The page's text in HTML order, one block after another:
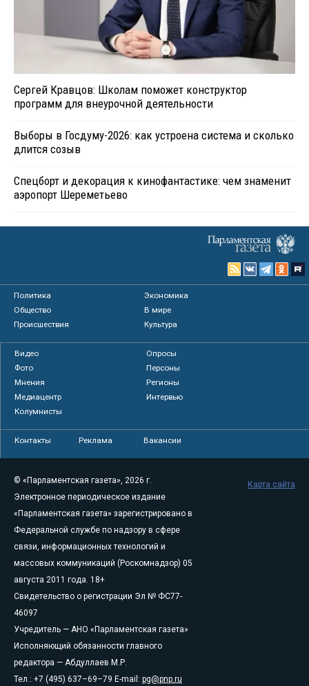
Сергей Кравцов: Школам поможет конструктор
программ для внеурочной деятельности
Выборы в Госдуму-2026: как устроена система и сколько
длится созыв
Спецборт и декорация к кинофантастике: чем знаменит
аэропорт Шереметьево
Политика
Экономика
Общество
В мире
Происшествия
Культура
Видео
Опросы
Фото
Персоны
Мнения
Регионы
Медиацентр
Интервью
Колумнисты
Контакты Реклама Вакансии
© «Парламентская газета», 2026 г.
Электронное периодическое издание
«Парламентская газета» зарегистрировано в
Федеральной службе по надзору в сфере
связи, информационных технологий и
массовых коммуникаций (Роскомнадзор) 05
августа 2011 года. 18+
Свидетельство о регистрации Эл № ФС77-
46097
Учредитель — АНО «Парламентская газета»
Исполняющий обязанности главного
редактора — Абдуллаев М.Р.
Тел.: +7 (495) 637–69–79 E-mail: pg@pnp.ru
Карта сайта